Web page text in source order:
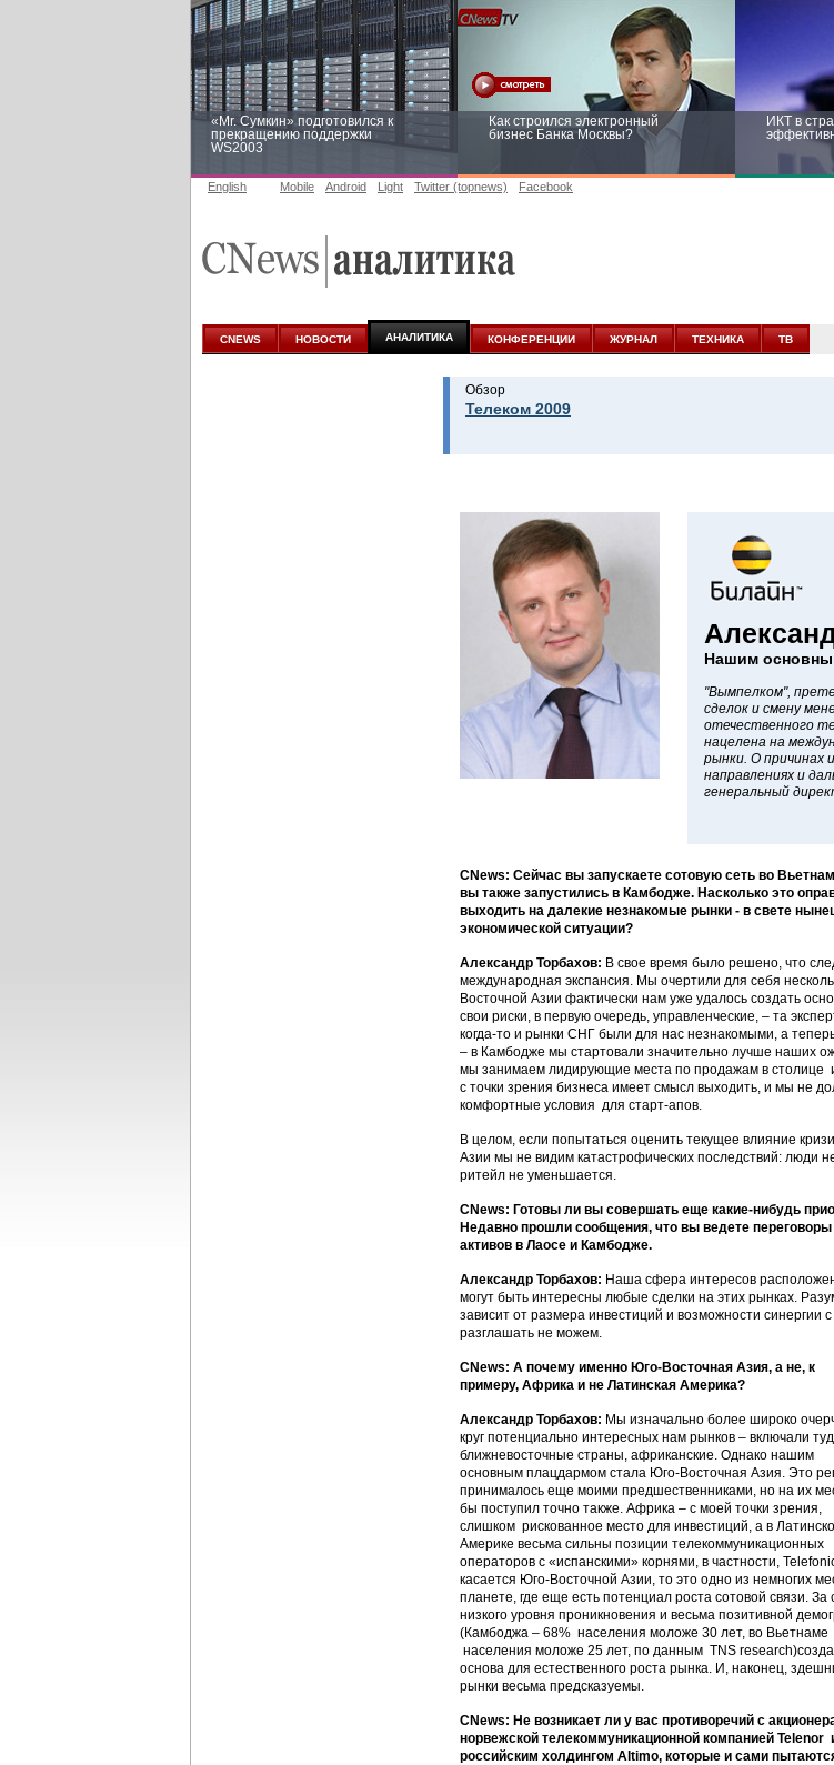
«Mr. Сумкин» подготовился к
прекращению поддержки
WS2003
Как строился электронный
бизнес Банка Москвы?
ИКТ в
аналитике
новых
English Mobile Android Light Twitter (topnews) Facebook
CNEWS НОВОСТИ АНАЛИТИКА КОНФЕРЕНЦИИ ЖУРНАЛ ТЕХНИКА ТВ
Обзор
Телеком 2009
Нашим
"Вымпелком",
сделок и смену
отечественного
нацелена на
рынки. О причинах
направлениях и
генеральный
CNews: Сейчас вы запускаете сотовую сеть во
вы также запустились в Камбодже. Насколько это
выходить на далекие незнакомые рынки - в свете
экономической ситуации?
Александр Торбахов: В свое время было решено, что
международная экспансия. Мы очертили для себя
Восточной Азии фактически нам уже удалось создать
свои риски, в первую очередь, управленческие, – та
когда-то и рынки СНГ были для нас незнакомыми, а
– в Камбодже мы стартовали значительно лучше наших
мы занимаем лидирующие места по продажам в столице и
с точки зрения бизнеса имеет смысл выходить, и мы не
комфортные условия для старт-апов.
В целом, если попытаться оценить текущее влияние
Азии мы не видим катастрофических последствий: люди
ритейл не уменьшается.
CNews: Готовы ли вы совершать еще какие-нибудь
Недавно прошли сообщения, что вы ведете
активов в Лаосе и Камбодже.
Александр Торбахов: Наша сфера интересов
могут быть интересны любые сделки на этих рынках.
зависит от размера инвестиций и возможности
разглашать не можем.
CNews: А почему именно Юго-Восточная Азия, а не, к
примеру, Африка и не Латинская Америка?
Александр Торбахов: Мы изначально более широко
круг потенциально интересных нам рынков – включали
ближневосточные страны, африканские. Однако нашим
основным плацдармом стала Юго-Восточная Азия. Это
принималось еще моими предшественниками, но на их
бы поступил точно также. Африка – с моей точки зрения,
слишком рискованное место для инвестиций, а в
Америке весьма сильны позиции телекоммуникационных
операторов с «испанскими» корнями, в частности,
касается Юго-Восточной Азии, то это одно из немногих
планете, где еще есть потенциал роста сотовой связи. За
низкого уровня проникновения и весьма позитивной
(Камбоджа – 68% населения моложе 30 лет, во Вьетнаме
населения моложе 25 лет, по данным TNS
основа для естественного роста рынка. И, наконец,
рынки весьма предсказуемы.
CNews: Не возникает ли у вас противоречий с
норвежской телекоммуникационной компанией Telenor
российским холдингом Altimo, которые и сами